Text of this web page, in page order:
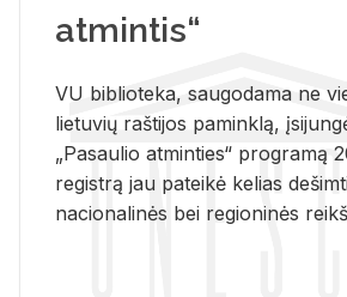
atmintis“
VU biblioteka, saugodama ne
lietuvių raštijos paminklą,
„Pasaulio atminties“ programą
registrą jau pateikė kelias
nacionalinės bei regioninės